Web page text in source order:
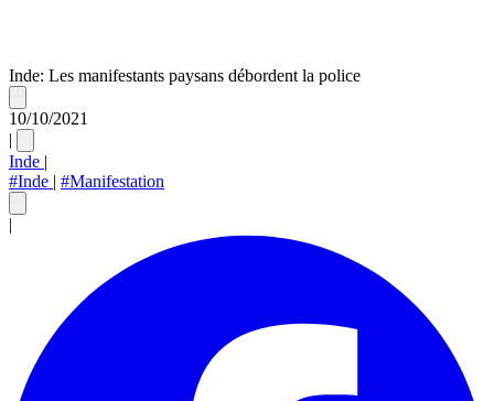
Inde: Les manifestants paysans débordent la police
10/10/2021
|
Inde |
#Inde | #Manifestation
|